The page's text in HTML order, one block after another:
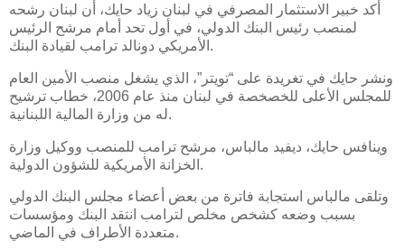
أكد خبير الاستثمار المصرفي في لبنان زياد حايك، أن لبنان رشحه
لمنصب رئيس البنك الدولي، في أول تحد أمام مرشح الرئيس
الأمريكي دونالد ترامب لقيادة البنك.
ونشر حايك في تغريدة على “تويتر”، الذي يشغل منصب الأمين العام
للمجلس الأعلى للخصخصة في لبنان منذ عام 2006، خطاب ترشيح
له من وزارة المالية اللبنانية.
وينافس حايك، ديفيد مالباس، مرشح ترامب للمنصب ووكيل وزارة
الخزانة الأمريكية للشؤون الدولية.
وتلقى مالباس استجابة فاترة من بعض أعضاء مجلس البنك الدولي
بسبب وضعه كشخص مخلص لترامب انتقد البنك ومؤسسات
متعددة الأطراف في الماضي.